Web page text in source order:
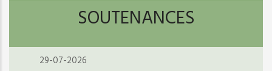
SOUTENANCES
29-07-2026